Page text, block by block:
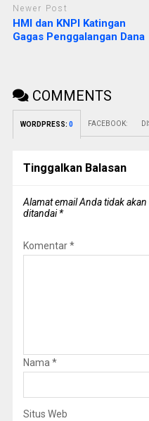
Newer Post
HMI dan KNPI Katingan
Gagas Penggalangan Dana
COMMENTS
WORDPRESS: 0 FACEBOOK:
Tinggalkan Balasan
Alamat email Anda tidak akan
ditandai*
Komentar*
Nama *
Situs Web